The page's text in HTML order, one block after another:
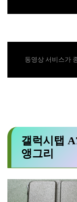
동영상 서비스가
갤럭시탭
앵그리